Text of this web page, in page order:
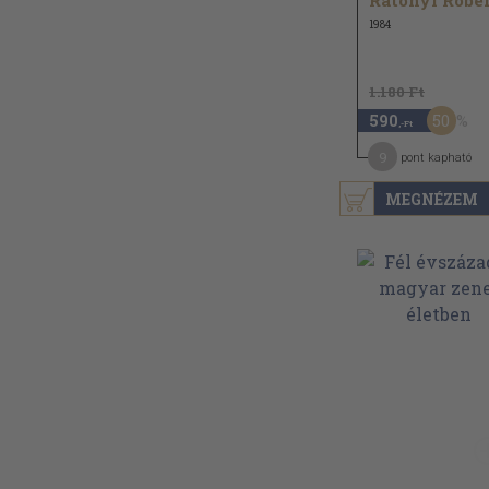
MEGNÉZEM
1984
1.180 Ft
590 ,-Ft 50
pont kapható